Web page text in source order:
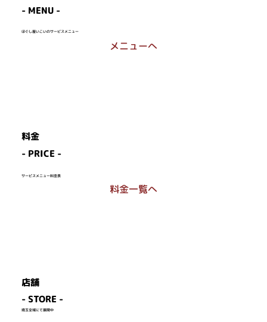
- MENU -
ほぐし屋いこいのサービスメニュー
メニューへ
料金
- PRICE -
サービスメニュー料金表
料金一覧へ
店舗
- STORE -
​埼玉全域にて展開中